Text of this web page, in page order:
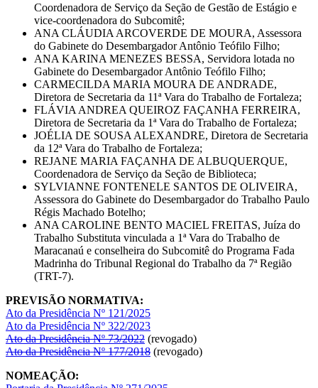
Coordenadora de Serviço da Seção de Gestão de Estágio e
vice-coordenadora do Subcomitê;
ANA CLÁUDIA ARCOVERDE DE MOURA, Assessora
do Gabinete do Desembargador Antônio Teófilo Filho;
ANA KARINA MENEZES BESSA, Servidora lotada no
Gabinete do Desembargador Antônio Teófilo Filho;
CARMECILDA MARIA MOURA DE ANDRADE,
Diretora de Secretaria da 11ª Vara do Trabalho de Fortaleza;
FLÁVIA ANDREA QUEIROZ FAÇANHA FERREIRA,
Diretora de Secretaria da 1ª Vara do Trabalho de Fortaleza;
JOÉLIA DE SOUSA ALEXANDRE, Diretora de Secretaria
da 12ª Vara do Trabalho de Fortaleza;
REJANE MARIA FAÇANHA DE ALBUQUERQUE,
Coordenadora de Serviço da Seção de Biblioteca;
SYLVIANNE FONTENELE SANTOS DE OLIVEIRA,
Assessora do Gabinete do Desembargador do Trabalho Paulo
Régis Machado Botelho;
ANA CAROLINE BENTO MACIEL FREITAS, Juíza do
Trabalho Substituta vinculada a 1ª Vara do Trabalho de
Maracanaú e conselheira do Subcomitê do Programa Fada
Madrinha do Tribunal Regional do Trabalho da 7ª Região
(TRT-7).
PREVISÃO NORMATIVA:
Ato da Presidência Nº 121/2025
Ato da Presidência Nº 322/2023
Ato da Presidência Nº 73/2022 (revogado)
Ato da Presidência Nº 177/2018 (revogado)
NOMEAÇÃO: